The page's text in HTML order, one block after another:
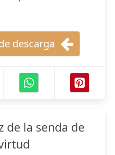
descarga
de la senda de